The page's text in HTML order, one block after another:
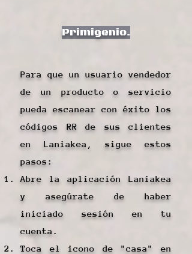
Primigenio.
Para que un usuario vendedor
de un producto o servicio
pueda escanear con éxito los
códigos RR de sus clientes
en Laniakea, sigue estos
pasos:
Abre la aplicación Laniakea
y asegúrate de haber
iniciado sesión en tu
cuenta.
Toca el icono de "casa" en